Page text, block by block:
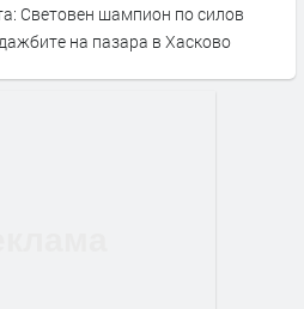
Световен шампион по силов
на пазара в Хасково